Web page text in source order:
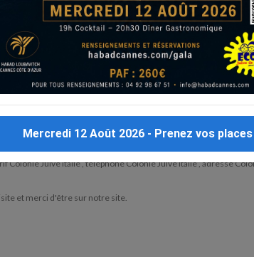
Yaniv Messiba Chabba colo Mahané
Juive Italie
prestataires Colonie Juive Italie.
nom dans la liste Colonie Juive Italie, afin de vous faire
Colonie Juive Italie , téléphone Colonie Juive Italie , adresse
et merci d'être sur notre site.
Mercredi 12 Août 2026 - Prenez vos